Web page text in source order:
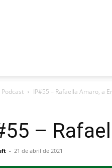
Podcast IP#55 – Rafaella Amaro, a
–
- 21 de abril de 2021